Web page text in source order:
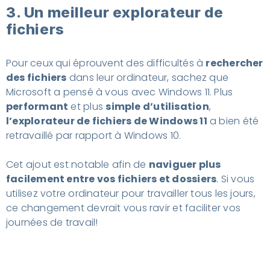
3. Un meilleur explorateur de
fichiers
Pour ceux qui éprouvent des difficultés à rechercher
des fichiers dans leur ordinateur, sachez que
Microsoft a pensé à vous avec Windows 11. Plus
performant et plus simple d’utilisation,
l’explorateur de fichiers de Windows 11 a bien été
retravaillé par rapport à Windows 10.
Cet ajout est notable afin de naviguer plus
facilement entre vos fichiers et dossiers. Si vous
utilisez votre ordinateur pour travailler tous les jours,
ce changement devrait vous ravir et faciliter vos
journées de travail!